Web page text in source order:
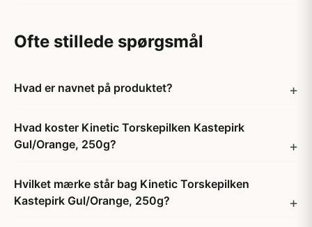
Ofte stillede spørgsmål
Hvad er navnet på produktet?
Hvad koster Kinetic Torskepilken Kastepirk
Gul/Orange, 250g?
Hvilket mærke står bag Kinetic Torskepilken
Kastepirk Gul/Orange, 250g?